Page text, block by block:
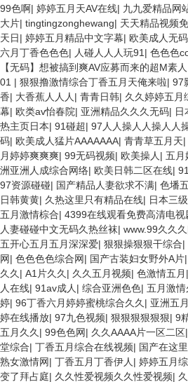
99色啊| 婷婷五月天AV在线| 九九爱精品网
大片| tingtingzonghewang| 天天精品视频
天日| 婷婷五月精品中文字幕| 欧美成人无
六月丁香色色色| 人碰人人人玩91 | 色色色
【无码】想被搞到爽AV应募而来的超M素
01 | 狠狠撸激情综合丁香五月天俺来啦| 97
香| 大香蕉人人人 | 青青日韩| 久久婷婷五月
幕| 欧类av怡春院| 亚洲精品久久久无码| 日
热主页日本| 91碰超| 97人人操人人操人人
码| 欧美成人猛片AAAAAAA| 青青草五月天|
月婷婷爽爽爽| 99无码视频| 欧美操人 | 五月
洲亚洲人成综合网络| 欧美日韩二区在线|
97资源碰碰| 国产精品人妻欲求不满| 色墦
日韩黄黄| 久热这里只有精品在线| 日本三
五月激情棕合| 4399在线观看免费高清电视
人妻碰碰中文无码久热丝袜| www.99久久久
五开心五月五月深深爱| 狠狠操狠狠干综合|
网| 色色色色综合网| 国产古装妇女野外A片|
久久 | A1片久久 | 久久五月视频| 色激情五月 |
人在线| 91av成人 | 综合亚洲色色| 五月激情
婷| 96丁香六月婷婷蜜桃综合久久 | 亚洲五
婷在线播放| 97九色视频| 狠狠狠狠狠狠| 9
五月久久 | 99色色网| 久久AAAA片一区二区|
堂综合| 丁香五月综合在线视频| 国产在这
熟女激情网| 丁香五月丁香伊人 | 婷婷五月
变了拜占庭| 久久性爱视频久久性爱视频|